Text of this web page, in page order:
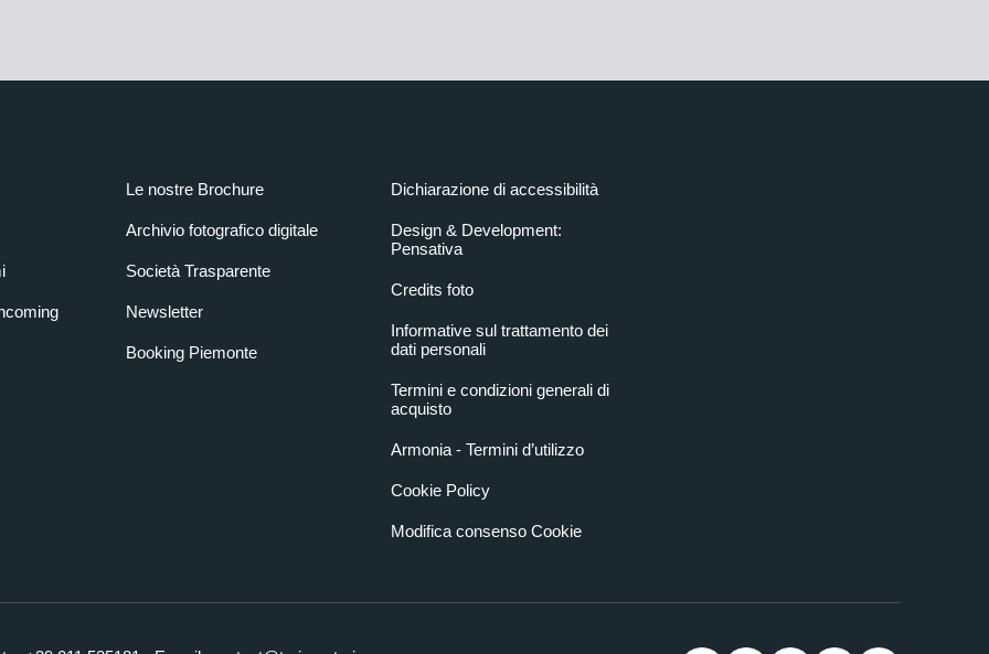
Le nostre Brochure
Archivio fotografico digitale
Società Trasparente
Newsletter
Booking Piemonte
Dichiarazione di accessibilità
Design & Development:
Pensativa
Credits foto
Informative sul trattamento dei
dati personali
Termini e condizioni generali di
acquisto
Armonia - Termini d’utilizzo
Cookie Policy
Modifica consenso Cookie